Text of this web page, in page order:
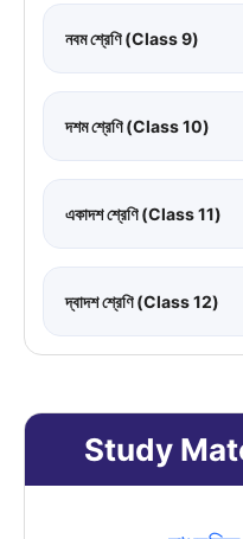
নবম শ্রেণি (Class 9)
দশম শ্রেণি (Class 10)
একাদশ শ্রেণি (Class 11)
দ্বাদশ শ্রেণি (Class 12)
Study